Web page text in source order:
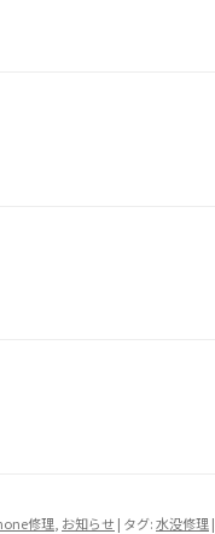
修理 お知らせ | タグ:水没修理|